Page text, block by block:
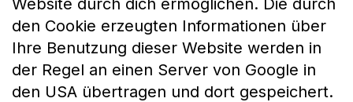
Website durch dich ermöglichen. Die durch
den Cookie erzeugten Informationen über
Ihre Benutzung dieser Website werden in
der Regel an einen Server von Google in
den USA übertragen und dort gespeichert.